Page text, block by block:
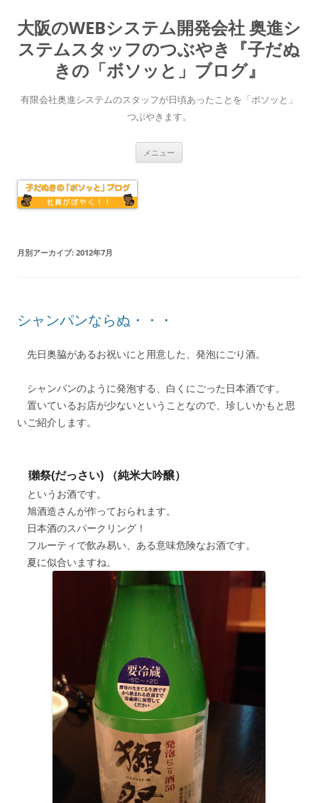
大阪のWEBシステム開発会社 奥進シ
ステムスタッフのつぶやき『子だぬ
きの「ボソッと」ブログ』
有限会社奥進システムのスタッフが日頃あったことを「ボソッと」
つぶやきます。
メニュー
月別アーカイブ: 2012年7月
シャンパンならぬ・・・
先日奥脇があるお祝いにと用意した、発泡にごり酒。
シャンパンのように発泡する、白くにごった日本酒です。
置いているお店が少ないということなので、珍しいかもと思
いご紹介します。
獺祭(だっさい) （純米大吟醸）
というお酒です。
旭酒造さんが作っておられます。
日本酒のスパークリング！
フルーティで飲み易い、ある意味危険なお酒です。
夏に似合いますね。